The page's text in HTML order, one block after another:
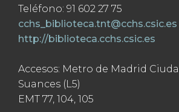
Teléfono: 91 602 27 75
cchs_biblioteca.tnt@cchs.csic.es
http://biblioteca.cchs.csic.es
Accesos: Metro de Madrid
Suances (L5)
EMT 77, 104, 105